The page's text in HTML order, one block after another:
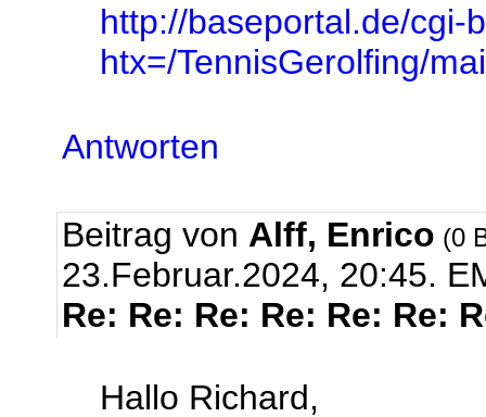
http://baseportal.de/cgi-
htx=/TennisGerolfing/
Antworten
Beitrag von Alff, Enrico (0
23.Februar.2024, 20:45.
Re: Re: Re: Re: Re: Re:
Hallo Richard,